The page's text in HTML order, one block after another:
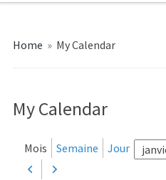
Home » My Calendar
My Calendar
Mois Semaine Jour Mois
Précédent
Suivant